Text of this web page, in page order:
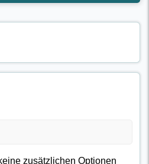
zusätzlichen Optionen